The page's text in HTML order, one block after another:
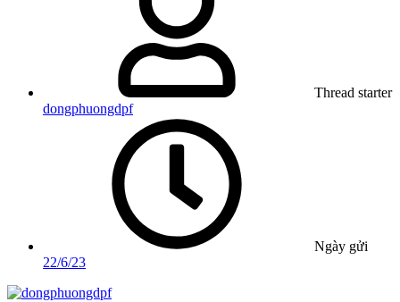
Thread starter
dongphuongdpf
Ngày gửi
22/6/23